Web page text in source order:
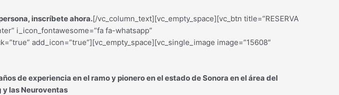
inscríbete ahora.[/vc_column_text][vc_empty_space][vc_btn title=”RESERVA
i_icon_fontawesome=”fa fa-whatsapp”
add_icon=”true”][vc_empty_space][vc_single_image image=”15608″
de experiencia en el ramo y pionero en el estado de Sonora en el área del
las Neuroventas